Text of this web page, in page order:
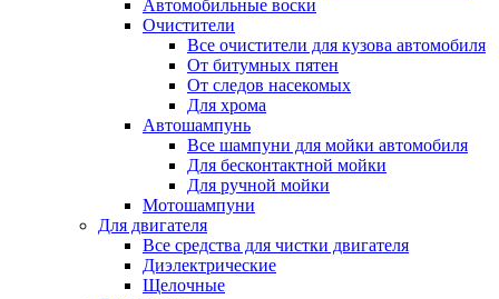
Автомобильные воски
Очистители
Все очистители для кузова автомобиля
От битумных пятен
От следов насекомых
Для хрома
Автошампунь
Все шампуни для мойки автомобиля
Для бесконтактной мойки
Для ручной мойки
Мотошампуни
Для двигателя
Все средства для чистки двигателя
Диэлектрические
Щелочные